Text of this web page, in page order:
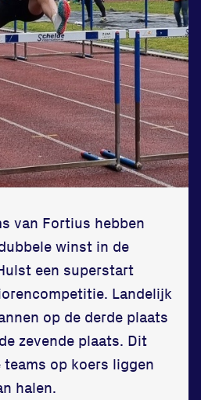
van Fortius hebben
winst in de
een superstart
Landelijk
op de derde plaats
zevende plaats. Dit
op koers liggen
halen.